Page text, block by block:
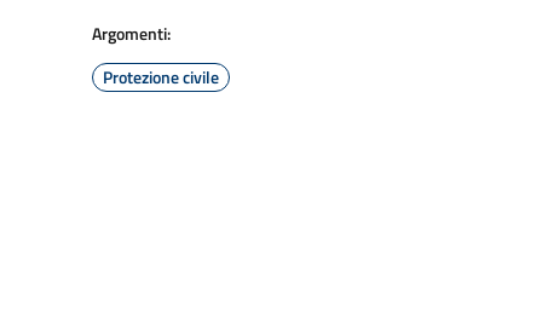
Argomenti:
Protezione civile